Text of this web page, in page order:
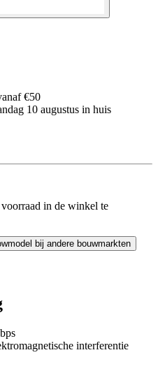
€50
10 augustus in huis
in de winkel te
bij andere bouwmarkten
interferentie